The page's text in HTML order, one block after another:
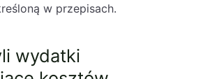
w przepisach.
wydatki